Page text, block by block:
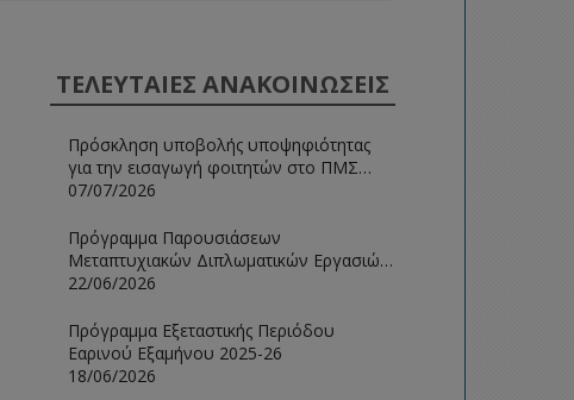
ΤΕΛΕΥΤΑΙΕΣ ΑΝΑΚΟΙΝΩΣΕΙΣ
Πρόσκληση υποβολής υποψηφιότητας
για την εισαγωγή φοιτητών στο ΠΜΣ
Ευφυείς Τεχνολογίες Διαδικτύου 2026-
07/07/2026
Πρόγραμμα Παρουσιάσεων
Μεταπτυχιακών Διπλωματικών Εργασιών
Ιούνιος 2026
22/06/2026
Πρόγραμμα Εξεταστικής Περιόδου
Εαρινού Εξαμήνου 2025-26
18/06/2026